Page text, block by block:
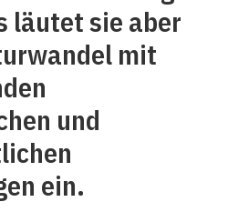
läutet sie aber
mit
und
ein.